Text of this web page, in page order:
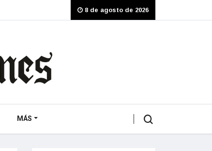
8 de agosto de 2026
MÁS